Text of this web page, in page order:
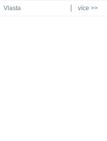
Vlasta více >>